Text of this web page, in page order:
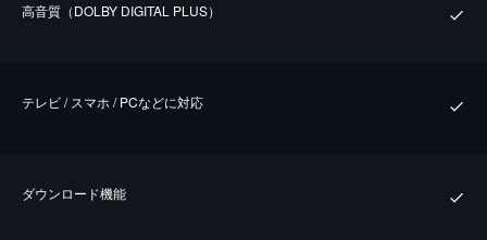
⾼⾳質（DOLBY DIGITAL PLUS）
テレビ / スマホ / PCなどに対応
ダウンロード機能